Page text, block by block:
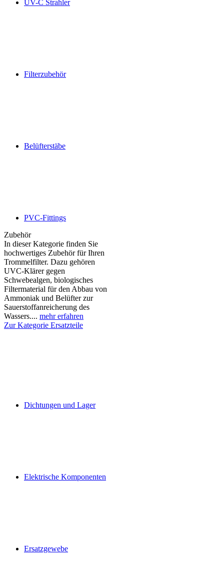
UV-C Strahler
Filterzubehör
Belüfterstäbe
PVC-Fittings
Zubehör
In dieser Kategorie finden Sie
hochwertiges Zubehör für Ihren
Trommelfilter. Dazu gehören
UVC-Klärer gegen
Schwebealgen, biologisches
Filtermaterial für den Abbau von
Ammoniak und Belüfter zur
Sauerstoffanreicherung des
Wassers.... mehr erfahren
Zur Kategorie Ersatzteile
Dichtungen und Lager
Elektrische Komponenten
Ersatzgewebe